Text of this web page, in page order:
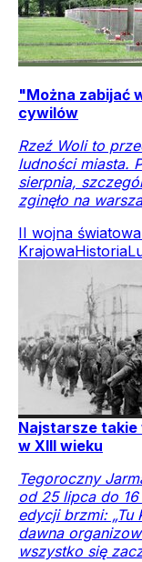
"Można zabijać
cywilów
Rzeź Woli to
ludności miasta.
sierpnia,
zginęło na
II wojna światowa
KrajowaHistoria
Najstarsze takie
w XIII wieku
Tegoroczny
od 25 lipca do
edycji brzmi: „Tu
dawna
wszystko się